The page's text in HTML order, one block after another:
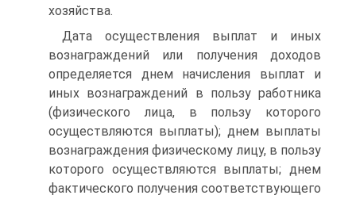
хозяйства.
Дата осуществления выплат и иных
вознаграждений или получения доходов
определяется днем начисления выплат и
иных вознаграждений в пользу работника
(физического лица, в пользу которого
осуществляются выплаты); днем выплаты
вознаграждения физическому лицу, в пользу
которого осуществляются выплаты; днем
фактического получения соответствующего